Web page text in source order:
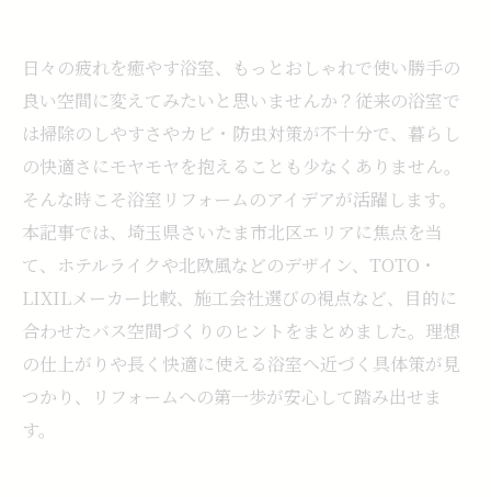
日々の疲れを癒やす浴室、もっとおしゃれで使い勝手の
良い空間に変えてみたいと思いませんか？従来の浴室で
は掃除のしやすさやカビ・防虫対策が不十分で、暮らし
の快適さにモヤモヤを抱えることも少なくありません。
そんな時こそ浴室リフォームのアイデアが活躍します。
本記事では、埼玉県さいたま市北区エリアに焦点を当
て、ホテルライクや北欧風などのデザイン、TOTO・
LIXILメーカー比較、施工会社選びの視点など、目的に
合わせたバス空間づくりのヒントをまとめました。理想
の仕上がりや長く快適に使える浴室へ近づく具体策が見
つかり、リフォームへの第一歩が安心して踏み出せま
す。